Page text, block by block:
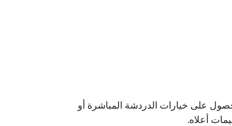
على خيارات الدردشة المباشرة أو
أعلاه.